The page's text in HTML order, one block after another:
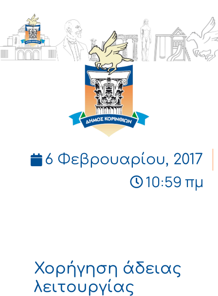
ΔΗΜΟΣ
ΚΟΡΙΝΘΙΩΝ
6 Φεβρουαρίου, 2017
10:59 πμ
Χορήγηση άδειας
λειτουργίας